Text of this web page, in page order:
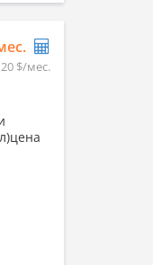
$/мес.